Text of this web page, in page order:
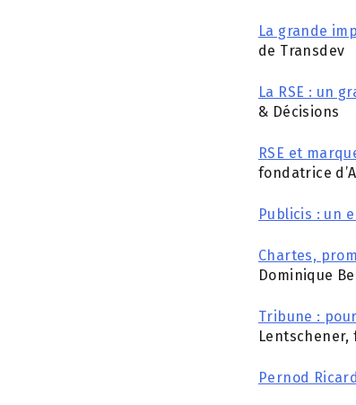
La grande
de Transdev
La RSE : un
& Décisions
RSE et
fondatrice
Publicis : un
Chartes,
Dominique
Tribune :
Pernod